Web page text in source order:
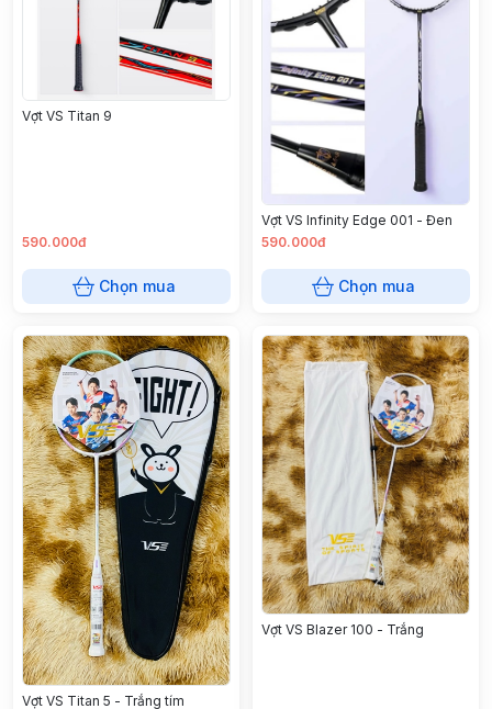
Vợt VS Titan 9
590.000đ
Chọn mua
Vợt VS Infinity Edge 001 - Đen
590.000đ
Chọn mua
Vợt VS Titan 5 - Trắng tím
Vợt VS Blazer 100 - Trắng